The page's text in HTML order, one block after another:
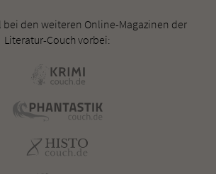
bei den weiteren Online-Magazinen der
Literatur-Couch vorbei: